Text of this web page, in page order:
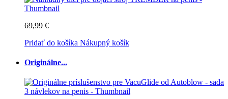
69,99 €
Pridať do košíka Nákupný košík
Originálne...